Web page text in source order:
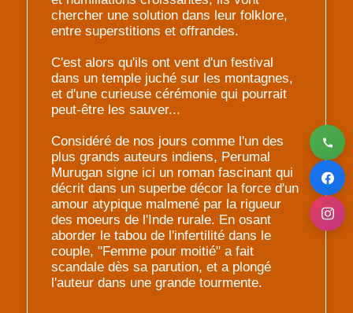
chercher une solution dans leur folklore,
entre superstitions et offrandes.
C'est alors qu'ils ont vent d'un festival
dans un temple juché sur les montagnes,
et d'une curieuse cérémonie qui pourrait
peut-être les sauver...
Considéré de nos jours comme l'un des
plus grands auteurs indiens, Perumal
Murugan signe ici un roman fascinant qui
décrit dans un superbe décor la force d'un
amour atypique malmené par la rigueur
des moeurs de l'Inde rurale. En osant
aborder le tabou de l'infertilité dans le
couple, "Femme pour moitié" a fait
scandale dès sa parution, et a plongé
l'auteur dans une grande tourmente.